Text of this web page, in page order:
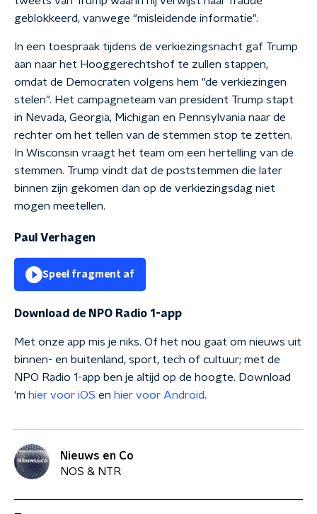
geblokkeerd, vanwege "misleidende informatie".
In een toespraak tijdens de verkiezingsnacht gaf Trump
aan naar het Hooggerechtshof te zullen stappen,
omdat de Democraten volgens hem "de verkiezingen
stelen". Het campagneteam van president Trump stapt
in Nevada, Georgia, Michigan en Pennsylvania naar de
rechter om het tellen van de stemmen stop te zetten.
In Wisconsin vraagt het team om een hertelling van de
stemmen. Trump vindt dat de poststemmen die later
binnen zijn gekomen dan op de verkiezingsdag niet
mogen meetellen.
Paul Verhagen
Speel fragment af
Download de NPO Radio 1-app
Met onze app mis je niks. Of het nou gaat om nieuws uit
binnen- en buitenland, sport, tech of cultuur; met de
NPO Radio 1-app ben je altijd op de hoogte. Download
'm hier voor iOS en hier voor Android.
Nieuws en Co
NOS & NTR